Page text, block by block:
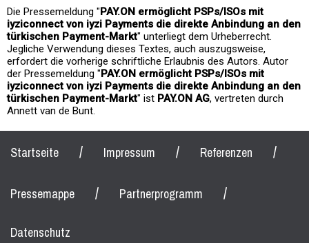
Die Pressemeldung "PAY.ON ermöglicht PSPs/ISOs mit
iyziconnect von iyzi Payments die direkte Anbindung an den
türkischen Payment-Markt" unterliegt dem Urheberrecht.
Jegliche Verwendung dieses Textes, auch auszugsweise,
erfordert die vorherige schriftliche Erlaubnis des Autors. Autor
der Pressemeldung "PAY.ON ermöglicht PSPs/ISOs mit
iyziconnect von iyzi Payments die direkte Anbindung an den
türkischen Payment-Markt" ist PAY.ON AG, vertreten durch
Annett van de Bunt.
Startseite / Impressum / Referenzen /
Pressemappe / Partnerprogramm /
Datenschutz